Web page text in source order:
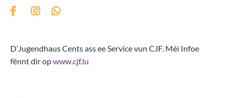
D’Jugendhaus Cents ass ee Service vun CJF. Méi Infoe
fënnt dir opwww.cjf.lu